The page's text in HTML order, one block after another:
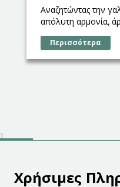
Αναζητώντας την
απόλυτη αρμονία,
Περισσότερα
Χρήσιμες